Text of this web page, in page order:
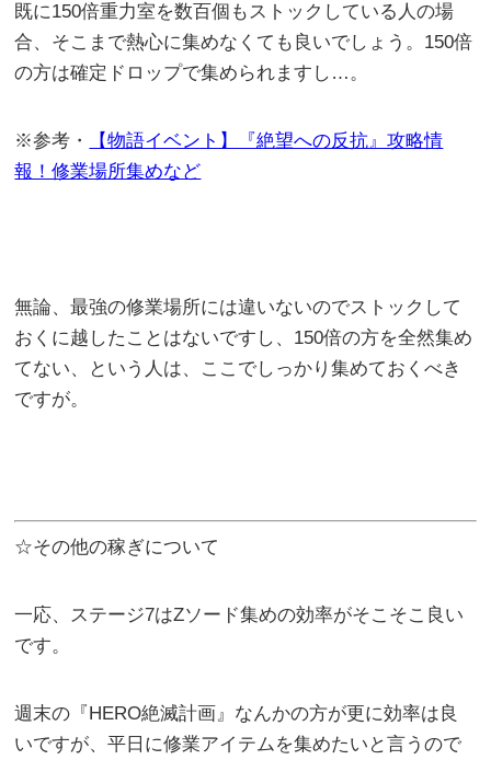
既に150倍重力室を数百個もストックしている人の場
合、そこまで熱心に集めなくても良いでしょう。150倍
の方は確定ドロップで集められますし…。
※参考・
【物語イベント】『絶望への反抗』攻略情
報！修業場所集めなど
無論、最強の修業場所には違いないのでストックして
おくに越したことはないですし、150倍の方を全然集め
てない、という人は、ここでしっかり集めておくべき
ですが。
☆その他の稼ぎについて
一応、ステージ7はZソード集めの効率がそこそこ良い
です。
週末の『HERO絶滅計画』なんかの方が更に効率は良
いですが、平日に修業アイテムを集めたいと言うので